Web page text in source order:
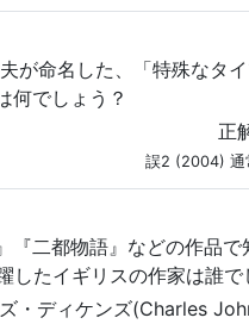
が命名した、「特殊なタ
何でしょう？
正
誤2 (2004) 通
『二都物語』などの作品で
したイギリスの作家は誰で
・ディケンズ(Charles